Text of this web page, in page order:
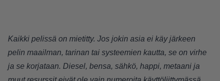
Kaikki pelissä on mietitty. Jos jokin asia ei käy järkeen
pelin maailman, tarinan tai systeemien kautta, se on virhe
ja se korjataan. Diesel, bensa, sähkö, happi, metaani ja